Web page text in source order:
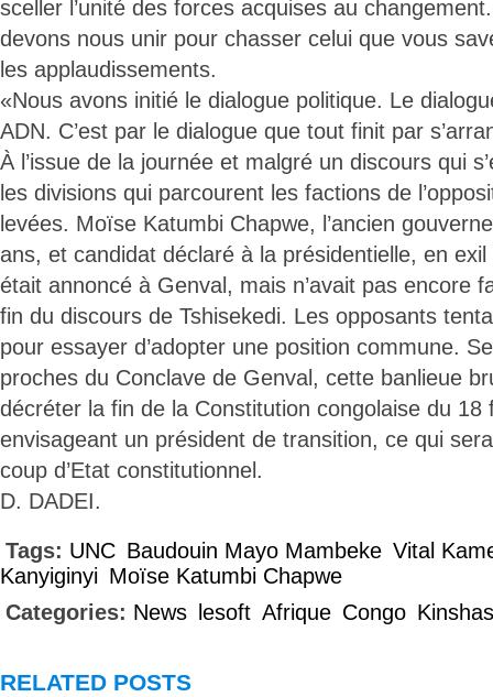
sceller l’unité des forces acquises au
devons nous unir pour chasser celui que vous
les applaudissements.
«Nous avons initié le dialogue politique. Le
ADN. C’est par le dialogue que tout finit par
À l’issue de la journée et malgré un discours qui
les divisions qui parcourent les factions de
levées. Moïse Katumbi Chapwe, l’ancien
ans, et candidat déclaré à la présidentielle, en
était annoncé à Genval, mais n’avait pas encore
fin du discours de Tshisekedi. Les opposants
pour essayer d’adopter une position commune.
proches du Conclave de Genval, cette banlieue
décréter la fin de la Constitution congolaise du 18
envisageant un président de transition, ce qui
coup d’Etat constitutionnel.
D. DADEI.
Tags: UNC Baudouin Mayo Mambeke Vital
Kanyiginyi Moïse Katumbi Chapwe
Categories: News lesoft Afrique Congo
RELATED POSTS